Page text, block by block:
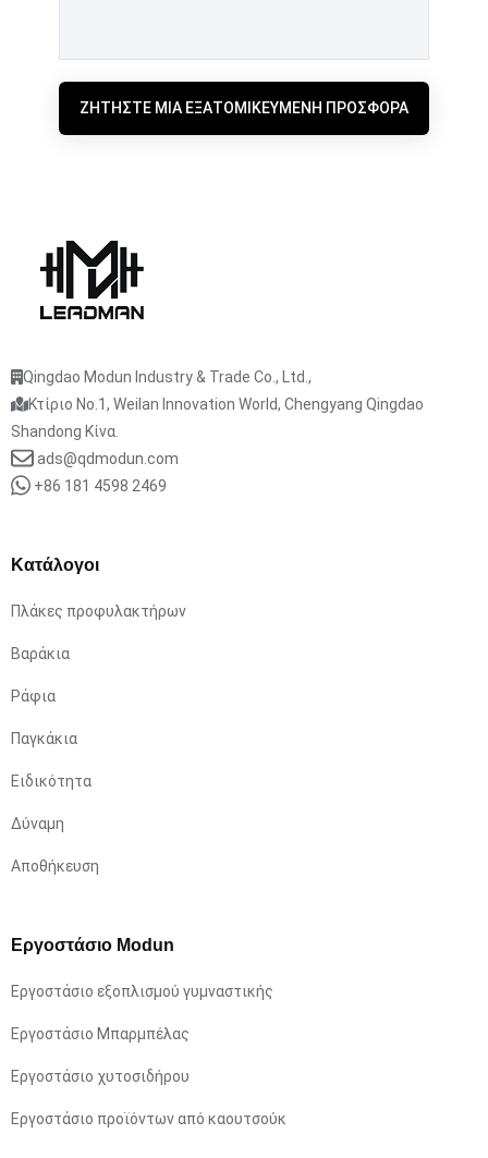
ΖΗΤΉΣΤΕ ΜΙΑ ΕΞΑΤΟΜΙΚΕΥΜΈΝΗ ΠΡΟΣΦΟΡΆ
Qingdao Modun Industry & Trade Co., Ltd.,
Κτίριο No.1, Weilan Innovation World, Chengyang Qingdao
Shandong Κίνα.
ads@qdmodun.com
+86 181 4598 2469
Κατάλογοι
Πλάκες προφυλακτήρων
Βαράκια
Ράφια
Παγκάκια
Ειδικότητα
Δύναμη
Αποθήκευση
Εργοστάσιο Modun
Εργοστάσιο εξοπλισμού γυμναστικής
Εργοστάσιο Μπαρμπέλας
Εργοστάσιο χυτοσιδήρου
Εργοστάσιο προϊόντων από καουτσούκ